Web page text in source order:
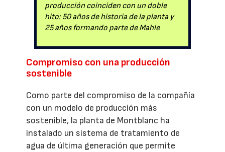
producción coinciden con un doble
hito: 50 años de historia de la planta y
25 años formando parte de Mahle
Compromiso con una producción
sostenible
Como parte del compromiso de la compañía
con un modelo de producción más
sostenible, la planta de Montblanc ha
instalado un sistema de tratamiento de
agua de última generación que permite